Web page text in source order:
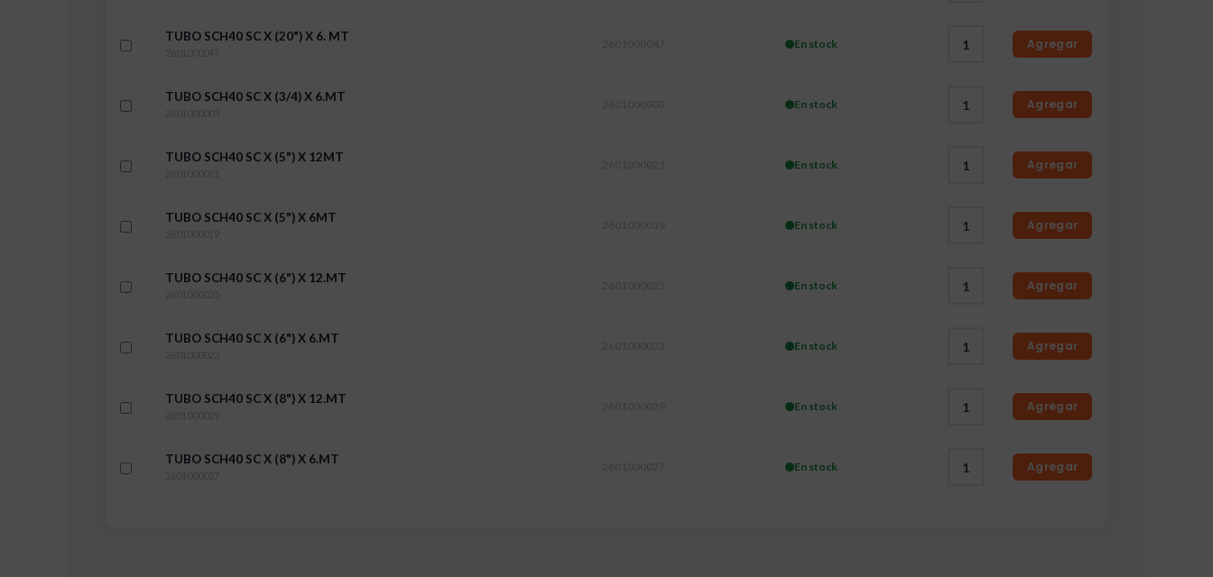
TUBO SCH40 SC X (20") X 6. MT
En stock Agregar
TUBO SCH40 SC X (3/4) X 6.MT
En stock Agregar
TUBO SCH40 SC X (5") X 12MT
En stock Agregar
TUBO SCH40 SC X (5") X 6MT
En stock Agregar
TUBO SCH40 SC X (6") X 12.MT
En stock Agregar
TUBO SCH40 SC X (6") X 6.MT
En stock Agregar
TUBO SCH40 SC X (8") X 12.MT
En stock Agregar
TUBO SCH40 SC X (8") X 6.MT
En stock Agregar